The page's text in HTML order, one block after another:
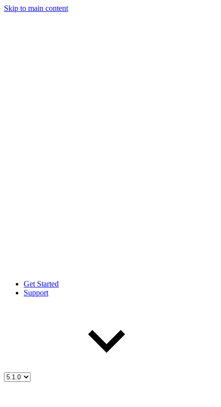
Skip to main content
Get Started
Support